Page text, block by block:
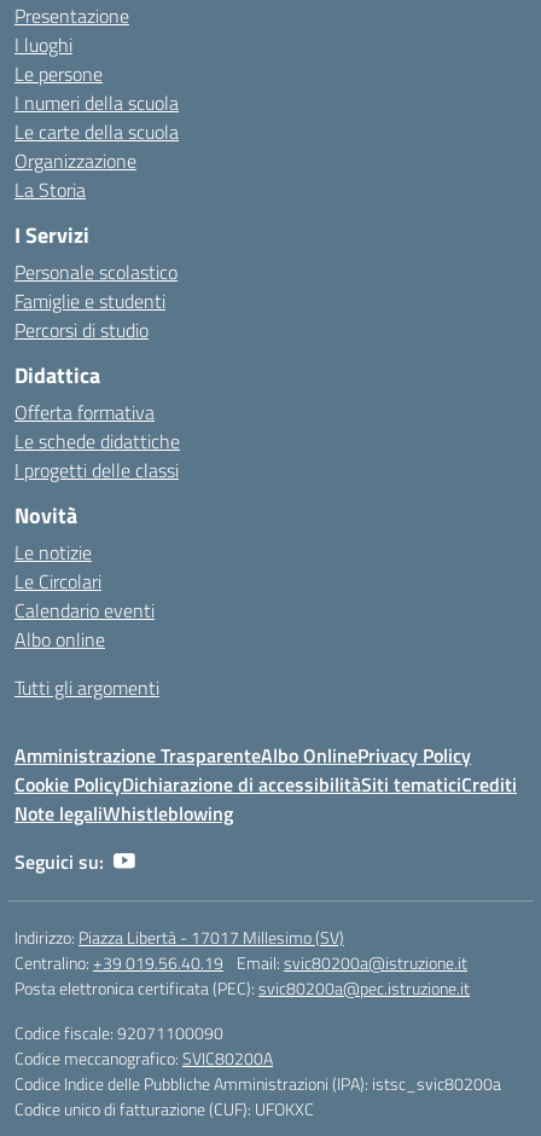
Presentazione
I luoghi
Le persone
I numeri della scuola
Le carte della scuola
Organizzazione
La Storia
I Servizi
Personale scolastico
Famiglie e studenti
Percorsi di studio
Didattica
Offerta formativa
Le schede didattiche
I progetti delle classi
Novità
Le notizie
Le Circolari
Calendario eventi
Albo online
Tutti gli argomenti
Amministrazione TrasparenteAlbo OnlinePrivacy Policy
Cookie PolicyDichiarazione di accessibilitàSiti tematiciCrediti
Note legaliWhistleblowing
Seguici su:
Indirizzo: Piazza Libertà - 17017 Millesimo (SV)
Centralino:+39 019.56.40.19 Email:svic80200a@istruzione.it
Posta elettronica certificata (PEC):svic80200a@pec.istruzione.it
Codice fiscale: 92071100090
Codice meccanografico:SVIC80200A
Codice Indice delle Pubbliche Amministrazioni (IPA): istsc_svic80200a
Codice unico di fatturazione (CUF): UFOKXC